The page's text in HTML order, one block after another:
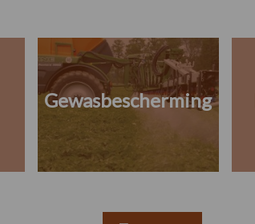
Gewasbescherming